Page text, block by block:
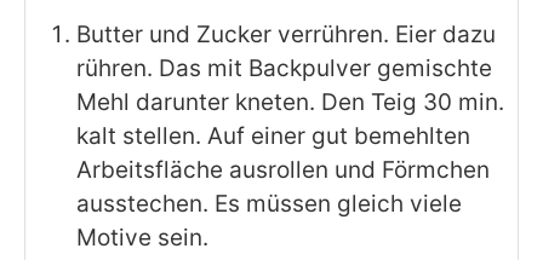
Butter und Zucker verrühren. Eier dazu
rühren. Das mit Backpulver gemischte
Mehl darunter kneten. Den Teig 30 min.
kalt stellen. Auf einer gut bemehlten
Arbeitsfläche ausrollen und Förmchen
ausstechen. Es müssen gleich viele
Motive sein.